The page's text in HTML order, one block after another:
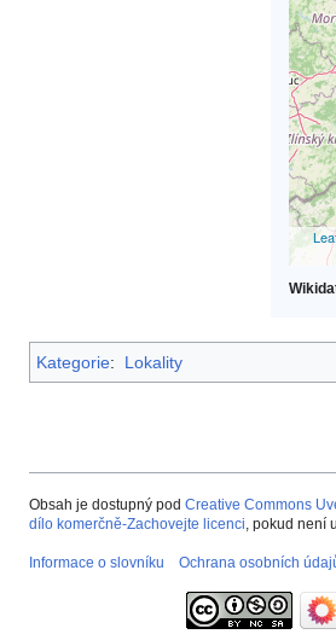
Kategorie: Lokality
Obsah je dostupný pod Creative Commons
dílo komerčně-Zachovejte licenci, pokud není
Informace o slovníku Ochrana osobních